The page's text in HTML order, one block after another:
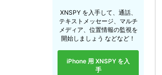
XNSPY を入手して、通話、
テキストメッセージ、マルチ
メディア、位置情報の監視を
開始しましょう などなど！
iPhone 用 XNSPY を入
手